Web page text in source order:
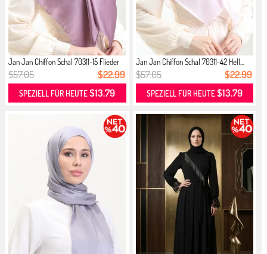
Jan Jan Chiffon Schal 70311-15 Flieder
$57.05 $22.99
SPEZIELL FÜR HEUTE$13.79
Jan Jan Chiffon Schal 70311-42 Hell...
$57.05 $22.99
SPEZIELL FÜR HEUTE$13.79